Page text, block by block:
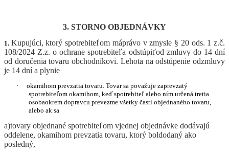
3. STORNO OBJEDNÁVKY
1. Kupujúci, ktorý spotrebiteľom máprávo v zmysle § 20 ods. 1 z.č.
108/2024 Z.z. o ochrane spotrebiteľa odstúpiťod zmluvy do 14 dní
od doručenia tovaru obchodníkovi. Lehota na odstúpenie odzmluvy
je 14 dní a plynie
·
okamihom prevzatia tovaru. Tovar sa považuje zaprevzatý
spotrebiteľom okamihom, keď spotrebiteľ alebo ním určená tretia
osobaokrem dopravcu prevezme všetky časti objednaného tovaru,
alebo ak sa
a)tovary objednané spotrebiteľom vjednej objednávke dodávajú
oddelene, okamihom prevzatia tovaru, ktorý boldodaný ako
posledný,